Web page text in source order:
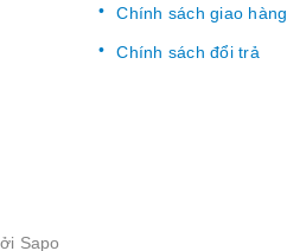
Chính sách giao hàng
Chính sách đổi trả
Sapo